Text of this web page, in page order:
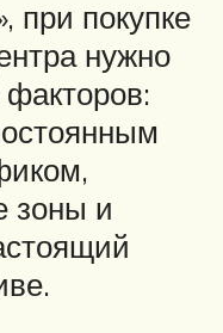
при покупке
нужно
зоны и